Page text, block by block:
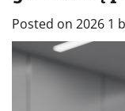
Posted on 2026 1